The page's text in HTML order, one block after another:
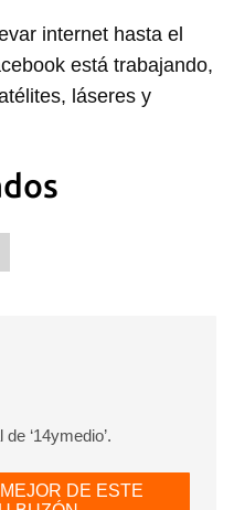
internet hasta el
está trabajando,
láseres y
‘14ymedio’.
DE ESTE